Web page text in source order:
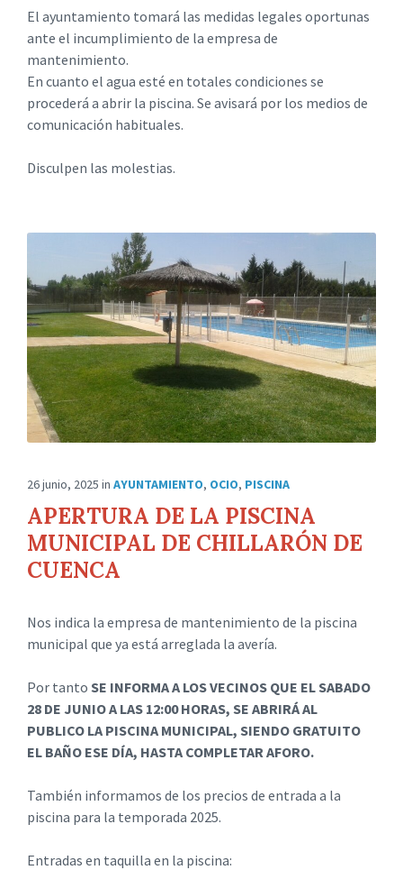
El ayuntamiento tomará las medidas legales oportunas
ante el incumplimiento de la empresa de
mantenimiento.
En cuanto el agua esté en totales condiciones se
procederá a abrir la piscina. Se avisará por los medios de
comunicación habituales.
Disculpen las molestias.
26 junio, 2025 in AYUNTAMIENTO, OCIO, PISCINA
APERTURA DE LA PISCINA
MUNICIPAL DE CHILLARÓN DE
CUENCA
Nos indica la empresa de mantenimiento de la piscina
municipal que ya está arreglada la avería.
Por tanto SE INFORMA A LOS VECINOS QUE EL SABADO
28 DE JUNIO A LAS 12:00 HORAS, SE ABRIRÁ AL
PUBLICO LA PISCINA MUNICIPAL, SIENDO GRATUITO
EL BAÑO ESE DÍA, HASTA COMPLETAR AFORO.
También informamos de los precios de entrada a la
piscina para la temporada 2025.
Entradas en taquilla en la piscina: